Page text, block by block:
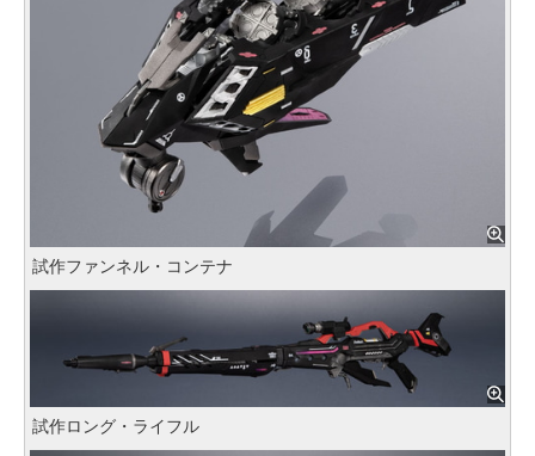
試作ファンネル・コンテナ
試作ロング・ライフル